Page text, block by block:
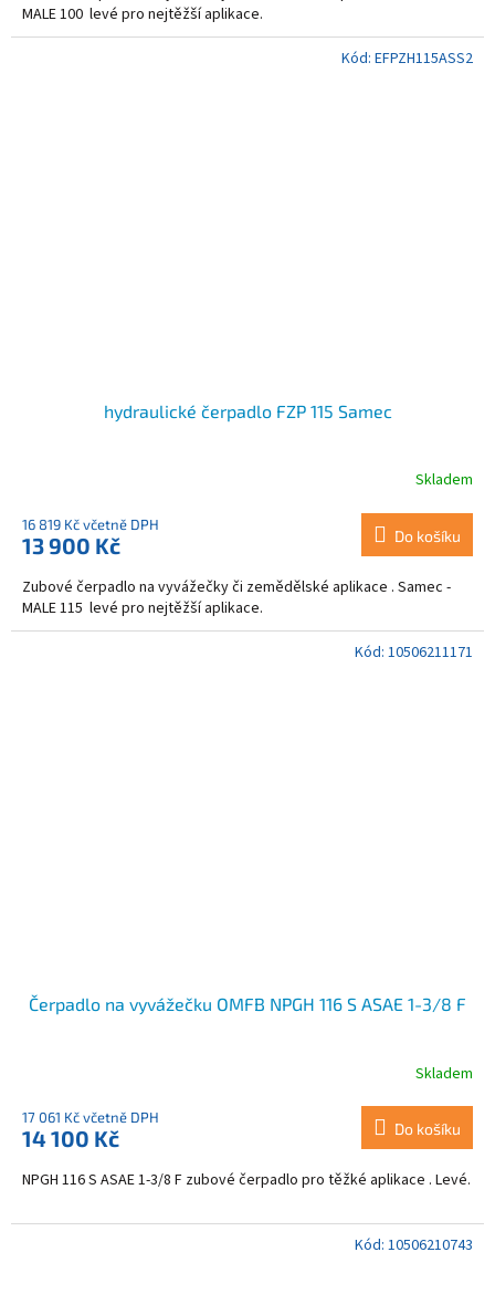
MALE 100 levé pro nejtěžší aplikace.
hydraulické čerpadlo FZP 115 Samec
Skladem
16 819 Kč včetně DPH
13 900 Kč Do košíku
Zubové čerpadlo na vyvážečky či zemědělské aplikace . Samec -
MALE 115 levé pro nejtěžší aplikace.
Kód: EFPZH115ASS2
Čerpadlo na vyvážečku OMFB NPGH 116 S ASAE 1-3/8 F
Skladem
17 061 Kč včetně DPH
14 100 Kč Do košíku
NPGH 116 S ASAE 1-3/8 F zubové čerpadlo pro těžké aplikace . Levé.
Kód: 10506211171
Kód: 10506210743